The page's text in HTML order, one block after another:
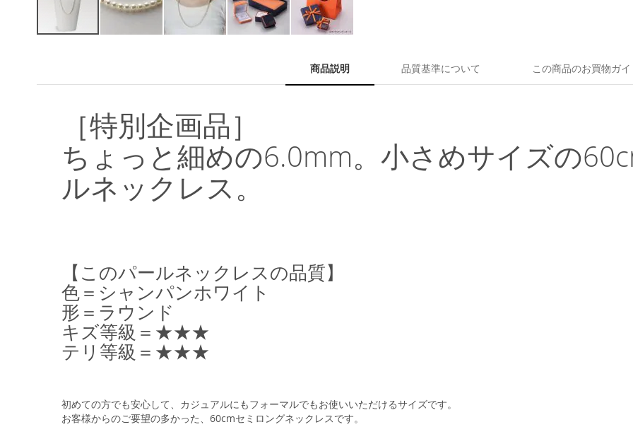
ジ
商品説明
［特別企画品］
ちょっと細めの6.0mm。小さめサイズの
ルネックレス。
【このパールネックレスの品質】
色＝シャンパンホワイト
形＝ラウンド
キズ等級＝★★★
テリ等級＝★★★
初めての方でも安心して、カジュアルにもフォーマルでもお使いいただけるサイズです。
お客様からのご要望の多かった、60cmセミロングネックレスです。
品質基準について この商品のお買物ガイ